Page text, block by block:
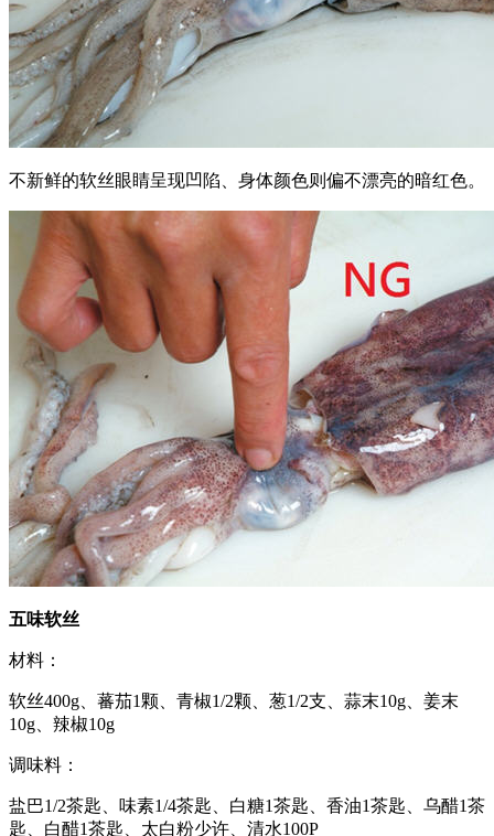
不新鲜的软丝眼睛呈现凹陷、身体颜色则偏不漂亮的暗红色。
五味软丝
材料：
软丝400g、蕃茄1颗、青椒1/2颗、葱1/2支、蒜末10g、姜末
10g、辣椒10g
调味料：
盐巴1/2茶匙、味素1/4茶匙、白糖1茶匙、香油1茶匙、乌醋1茶
匙、白醋1茶匙、太白粉少许、清水100P